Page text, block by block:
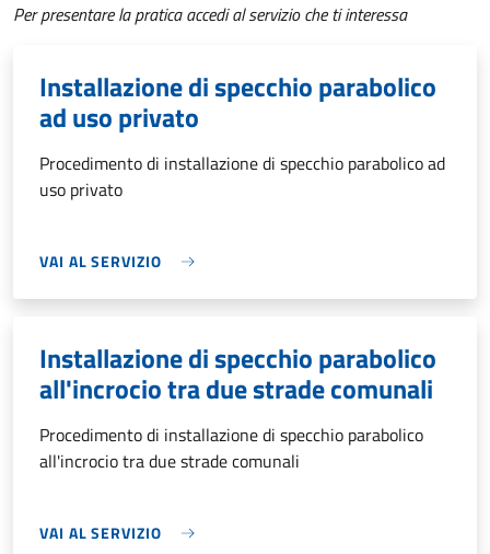
Per presentare la pratica accedi al servizio che ti interessa
Installazione di specchio parabolico
ad uso privato
Procedimento di installazione di specchio parabolico ad
uso privato
VAI AL SERVIZIO
Installazione di specchio parabolico
all'incrocio tra due strade comunali
Procedimento di installazione di specchio parabolico
all'incrocio tra due strade comunali
VAI AL SERVIZIO